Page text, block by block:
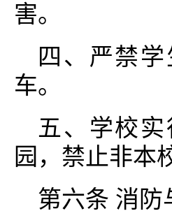
害。
四、严禁
车。
五、学校
园，禁止非本
第六条 消防